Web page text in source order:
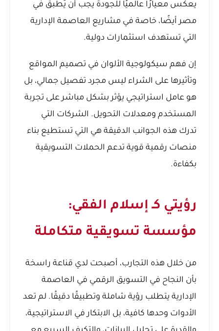
يعكس معيارًا عالميًا للجودة يجب أن يُطبق في
مصر أيضًا، خاصة في مشاريع العاصمة الإدارية
التي تستهدف استثمارات دولية.
إن فهم سيكولوجية الألوان في تصميم المواقع
وتأثيرها على الشراء ليس مجرد تفصيل جمالي، بل
هو عامل استراتيجي يؤثر بشكل مباشر على تجربة
المستخدم ومعدلات التحويل. الشركات التي
تدرك هذه الجوانب الدقيقة هي التي تستطيع بناء
منصات رقمية قوية تدعم الحملات التسويقية
بكفاءة.
رؤيتي كـ إسلام الفقي:
مؤسسة تسويقية متكاملة
من خلال هذه التجارب، أصبحت لدي قناعة راسخة
بأن النجاح في التسويق الرقمي في العاصمة
الإدارية يتطلب رؤية شاملة وتطبيقًا دقيقًا. لم تعد
الأدوات وحدها كافية، بل الابتكار في الاستراتيجية،